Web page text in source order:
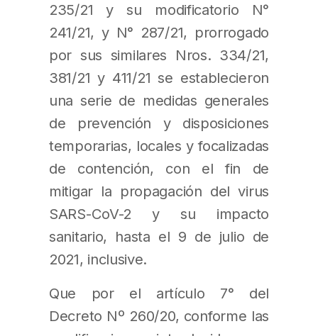
235/21 y su modificatorio N°
241/21, y N° 287/21, prorrogado
por sus similares Nros. 334/21,
381/21 y 411/21 se establecieron
una serie de medidas generales
de prevención y disposiciones
temporarias, locales y focalizadas
de contención, con el fin de
mitigar la propagación del virus
SARS-CoV-2 y su impacto
sanitario, hasta el 9 de julio de
2021, inclusive.
Que por el artículo 7° del
Decreto Nº 260/20, conforme las